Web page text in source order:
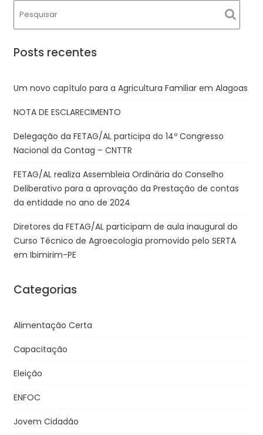
Posts recentes
Um novo capítulo para a Agricultura Familiar em Alagoas
NOTA DE ESCLARECIMENTO
Delegação da FETAG/AL participa do 14º Congresso
Nacional da Contag – CNTTR
FETAG/AL realiza Assembleia Ordinária do Conselho
Deliberativo para a aprovação da Prestação de contas
da entidade no ano de 2024
Diretores da FETAG/AL participam de aula inaugural do
Curso Técnico de Agroecologia promovido pelo SERTA
em Ibimirim-PE
Categorias
Alimentação Certa
Capacitação
Eleição
ENFOC
Jovem Cidadão